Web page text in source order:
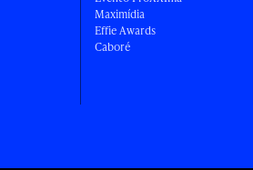
Maximídia
Effie Awards
Caboré